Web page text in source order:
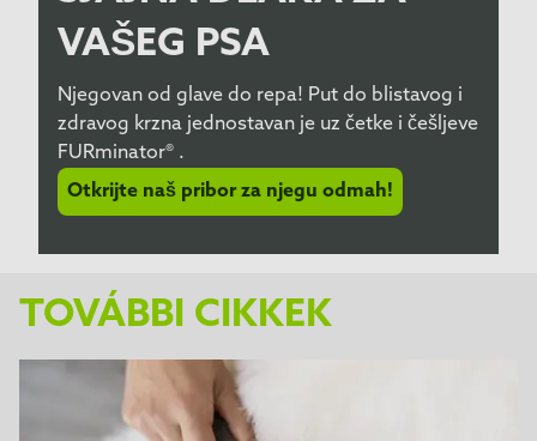
VAŠEG PSA
Njegovan od glave do repa! Put do blistavog i
zdravog krzna jednostavan je uz četke i češljeve
FURminator® .
Otkrijte naš pribor za njegu odmah!
TOVÁBBI CIKKEK